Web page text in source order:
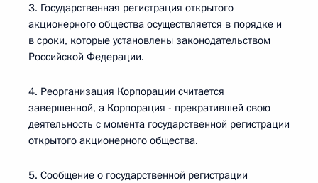
3. Государственная регистрация открытого
акционерного общества осуществляется в порядке и
в сроки, которые установлены законодательством
Российской Федерации.
4. Реорганизация Корпорации считается
завершенной, а Корпорация - прекратившей свою
деятельность с момента государственной регистрации
открытого акционерного общества.
5. Сообщение о государственной регистрации